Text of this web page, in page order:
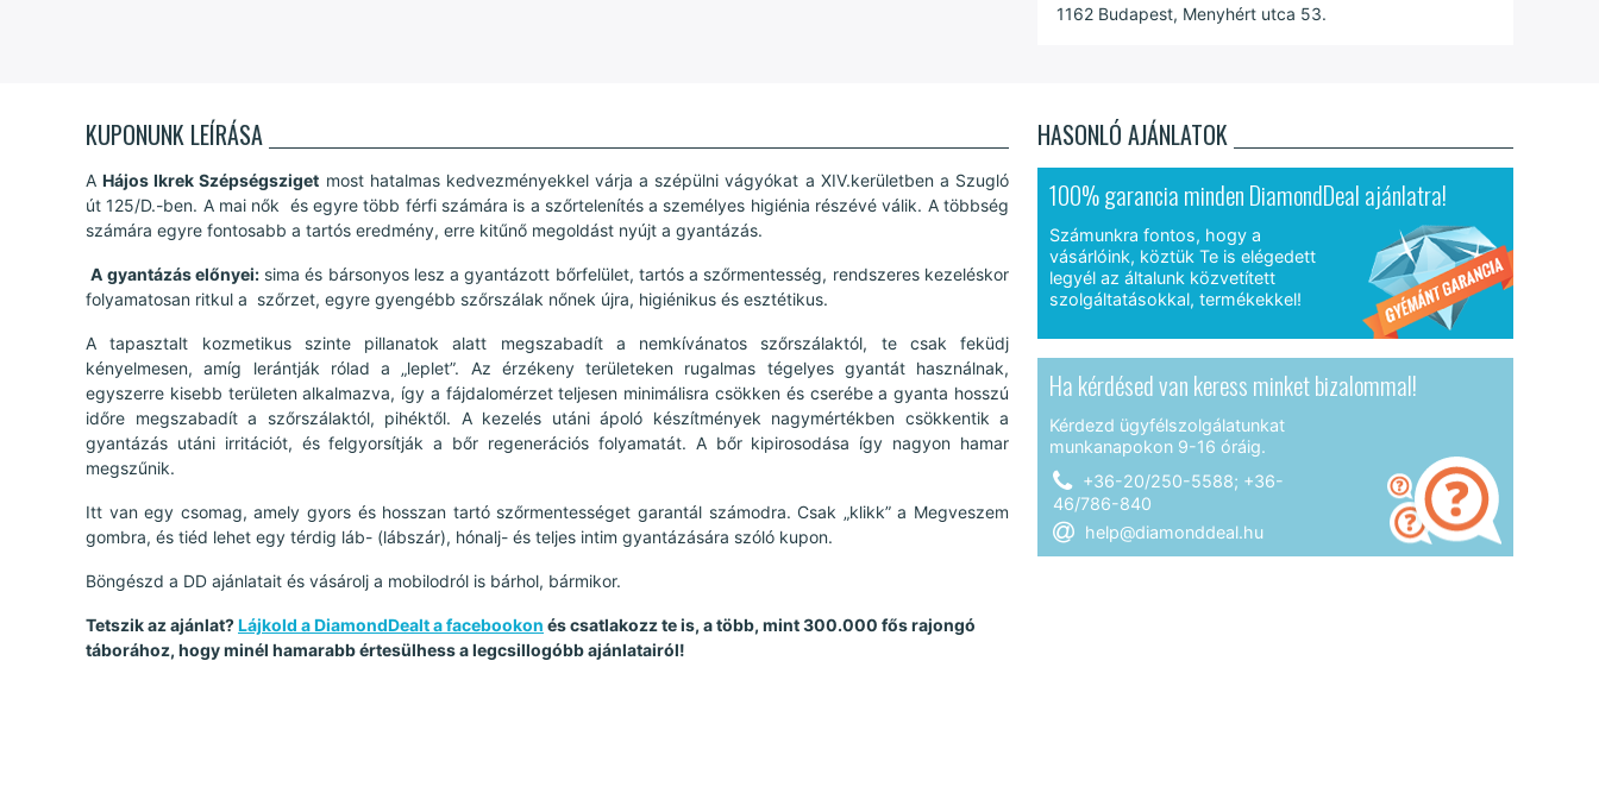
1162 Budapest, Menyhért utca 53.
KUPONUNK LEÍRÁSA
AHájos Ikrek Szépségsziget most hatalmas kedvezményekkel várja a szépülni vágyókat a XIV.kerületben a Szugló
út 125/D.-ben. A mai nők és egyre több férfi számára is a szőrtelenítés a személyes higiénia részévé válik. A többség
számára egyre fontosabb a tartós eredmény, erre kitűnő megoldást nyújt a gyantázás.
A gyantázás előnyei:sima és bársonyos lesz a gyantázott bőrfelület, tartós a szőrmentesség, rendszeres kezeléskor
folyamatosan ritkul a szőrzet, egyre gyengébb szőrszálak nőnek újra, higiénikus és esztétikus.
A tapasztalt kozmetikus szinte pillanatok alatt megszabadít a nemkívánatos szőrszálaktól, te csak feküdj
kényelmesen, amíg lerántják rólad a „leplet”. Az érzékeny területeken rugalmas tégelyes gyantát használnak,
egyszerre kisebb területen alkalmazva, így a fájdalomérzet teljesen minimálisra csökken és cserébe a gyanta hosszú
időre megszabadít a szőrszálaktól, pihéktől. A kezelés utáni ápoló készítmények nagymértékben csökkentik a
gyantázás utáni irritációt, és felgyorsítják a bőr regenerációs folyamatát. A bőr kipirosodása így nagyon hamar
megszűnik.
Itt van egy csomag, amely gyors és hosszan tartó szőrmentességet garantál számodra. Csak „klikk” a Megveszem
gombra, és tiéd lehet egy térdig láb- (lábszár), hónalj- és teljes intim gyantázására szóló kupon.
Böngészd a DD ajánlatait és vásárolj a mobilodról is bárhol, bármikor.
Tetszik az ajánlat?Lájkold a DiamondDealt a facebookon és csatlakozz te is, a több, mint 300.000 fős rajongó
táborához, hogy minél hamarabb értesülhess a legcsillogóbb ajánlatairól!
HASONLÓ AJÁNLATOK
100% garancia minden DiamondDeal ajánlatra!
Számunkra fontos, hogy a
vásárlóink, köztük Te is elégedett
legyél az általunk közvetített
szolgáltatásokkal, termékekkel!
Ha kérdésed van keress minket bizalommal!
Kérdezd ügyfélszolgálatunkat
munkanapokon 9-16 óráig.
+36-20/250-5588; +36-
46/786-840
help@diamonddeal.hu